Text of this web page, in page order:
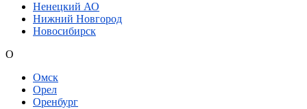
Ненецкий АО
Нижний Новгород
Новосибирск
О
Омск
Орел
Оренбург